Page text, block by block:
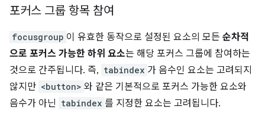
포커스 그룹 항목 참여
focusgroup 이 유효한 동작으로 설정된 요소의 모든 순차적
으로 포커스 가능한 하위 요소는 해당 포커스 그룹에 참여하는
것으로 간주됩니다. 즉, tabindex 가 음수인 요소는 고려되지
않지만 <button> 와 같은 기본적으로 포커스 가능한 요소와
음수가 아닌 tabindex 를 지정한 요소는 고려됩니다.